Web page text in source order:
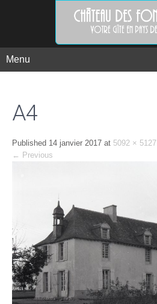
Menu
A4
Published 14 janvier 2017 at 5092 × 5127
← Previous